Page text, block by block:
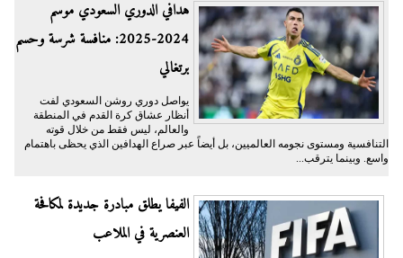
هدافي الدوري السعودي موسم
2024-2025: منافسة شرسة وحسم
برتغالي
يواصل دوري روشن السعودي لفت
أنظار عشاق كرة القدم في المنطقة
والعالم، ليس فقط من خلال قوته
التنافسية ومستوى نجومه العالميين، بل أيضاً عبر صراع الهدافين الذي يحظى باهتمام
واسع. وبينما يترقب...
الفيفا يطلق مبادرة جديدة لمكافحة
العنصرية في الملاعب